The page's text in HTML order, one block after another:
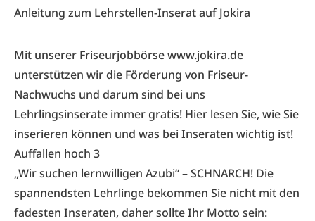
Anleitung zum Lehrstellen-Inserat auf Jokira
Mit unserer Friseurjobbörsewww.jokira.de
unterstützen wir die Förderung von Friseur-
Nachwuchs und darum sind bei uns
Lehrlingsinserate immer gratis! Hier lesen Sie, wie Sie
inserieren können und was bei Inseraten wichtig ist!
Auffallen hoch 3
„Wir suchen lernwilligen Azubi“ – SCHNARCH! Die
spannendsten Lehrlinge bekommen Sie nicht mit den
fadesten Inseraten, daher sollte Ihr Motto sein: